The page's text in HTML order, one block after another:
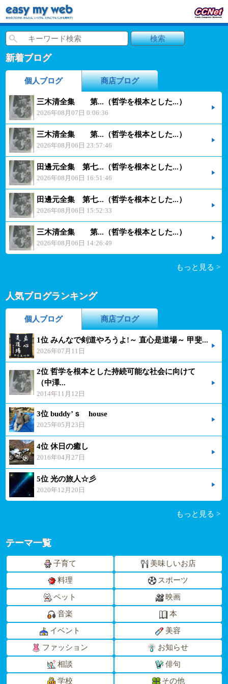
新着ブログ
個人ブログ 商店ブログ
三木清全集 第...（哲学を根本とした...）
2026年08月07日 0:06:36
三木清全集 第...（哲学を根本とした...）
2026年08月06日 23:57:46
田邊元全集 第七...（哲学を根本とした...）
2026年08月06日 16:51:46
田邊元全集 第七...（哲学を根本とした...）
2026年08月06日 15:52:33
三木清全集 第...（哲学を根本とした...）
2026年08月06日 14:26:49
もっと見る >
人気ブログランキング
個人ブログ 商店ブログ
1位 みんなで剣道やろうよ!～ 直心是道場～ 甲斐...
2026年07月11日
2位 哲学を根本とした持続可能な社会に向けて
（中澤...
2014年11月12日
3位 buddy’ｓ house
2025年05月23日
4位 休日の癒し
2016年04月27日
5位 光の旅人☆彡
2020年12月20日
もっと見る >
テーマ一覧
子育て 美味しいお店
料理 スポーツ
ペット 映画
音楽 本
イベント 美容
ファッション お知らせ
相談 俳句
学校 その他